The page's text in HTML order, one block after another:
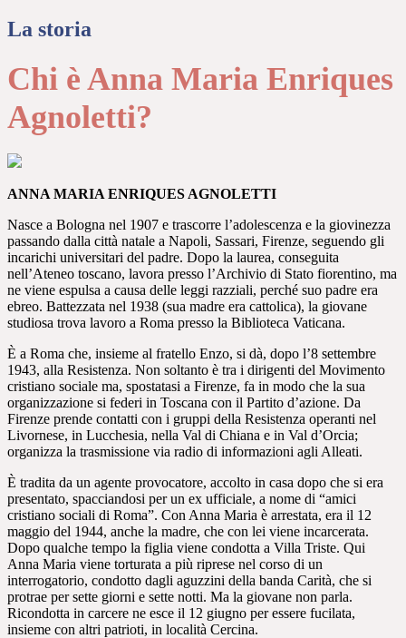
La storia
Chi è Anna Maria Enriques
Agnoletti?
ANNA MARIA ENRIQUES AGNOLETTI
Nasce a Bologna nel 1907 e trascorre l’adolescenza e la giovinezza
passando dalla città natale a Napoli, Sassari, Firenze, seguendo gli
incarichi universitari del padre. Dopo la laurea, conseguita
nell’Ateneo toscano, lavora presso l’Archivio di Stato fiorentino, ma
ne viene espulsa a causa delle leggi razziali, perché suo padre era
ebreo. Battezzata nel 1938 (sua madre era cattolica), la giovane
studiosa trova lavoro a Roma presso la Biblioteca Vaticana.
È a Roma che, insieme al fratello Enzo, si dà, dopo l’8 settembre
1943, alla Resistenza. Non soltanto è tra i dirigenti del Movimento
cristiano sociale ma, spostatasi a Firenze, fa in modo che la sua
organizzazione si federi in Toscana con il Partito d’azione. Da
Firenze prende contatti con i gruppi della Resistenza operanti nel
Livornese, in Lucchesia, nella Val di Chiana e in Val d’Orcia;
organizza la trasmissione via radio di informazioni agli Alleati.
È tradita da un agente provocatore, accolto in casa dopo che si era
presentato, spacciandosi per un ex ufficiale, a nome di “amici
cristiano sociali di Roma”. Con Anna Maria è arrestata, era il 12
maggio del 1944, anche la madre, che con lei viene incarcerata.
Dopo qualche tempo la figlia viene condotta a Villa Triste. Qui
Anna Maria viene torturata a più riprese nel corso di un
interrogatorio, condotto dagli aguzzini della banda Carità, che si
protrae per sette giorni e sette notti. Ma la giovane non parla.
Ricondotta in carcere ne esce il 12 giugno per essere fucilata,
insieme con altri patrioti, in località Cercina.